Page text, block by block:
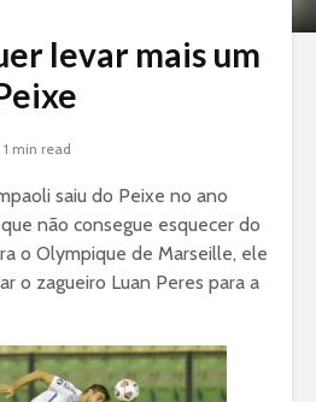
levar mais um
1 min read
saiu do Peixe no ano
não consegue esquecer do
o Olympique de Marseille, ele
o zagueiro Luan Peres para a